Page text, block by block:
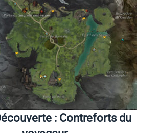
: Contreforts du